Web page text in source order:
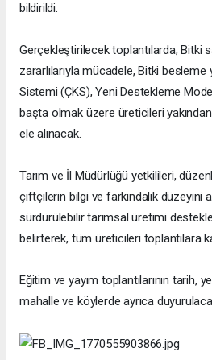
bildirildi.
Gerçekleştirilecek toplantılarda; Bitki
zararlılarıyla mücadele, Bitki
Sistemi (ÇKS), Yeni Destekleme
başta olmak üzere üreticileri
ele alınacak.
Tarım ve İl Müdürlüğü yetkilileri,
çiftçilerin bilgi ve farkındalık düzeyini
sürdürülebilir tarımsal üretimi
belirterek, tüm üreticileri toplantılara
Eğitim ve yayım toplantılarının tarih,
mahalle ve köylerde ayrıca